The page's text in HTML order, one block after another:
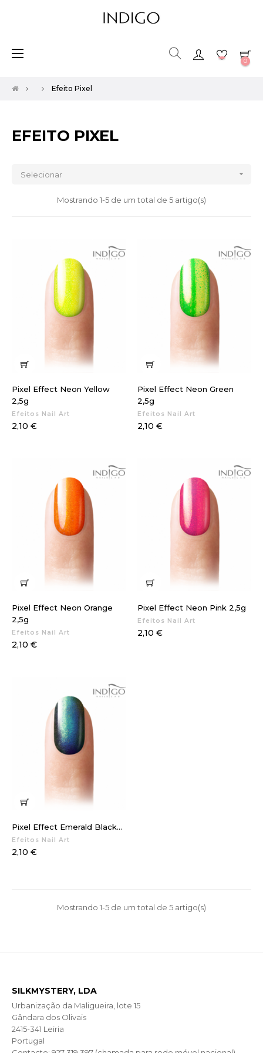
Toggle
☰
0
Efeito Pixel
EFEITO PIXEL
Selecionar 
Mostrando 1-5 de um total de 5 artigo(s)
Pixel Effect Neon Yellow
2,5g
Efeitos Nail Art
Preço
2,10 €
Pixel Effect Neon Green
2,5g
Efeitos Nail Art
Preço
2,10 €
Pixel Effect Neon Orange
2,5g
Efeitos Nail Art
Preço
2,10 €
Pixel Effect Neon Pink 2,5g
Efeitos Nail Art
Preço
2,10 €
Pixel Effect Emerald Black...
Efeitos Nail Art
Preço
2,10 €
Mostrando 1-5 de um total de 5 artigo(s)
SILKMYSTERY, LDA
Urbanização da Maligueira, lote 15
Gândara dos Olivais
2415-341 Leiria
Portugal